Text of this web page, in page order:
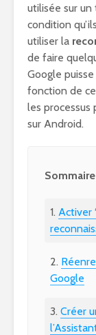
utilisée sur
condition
utiliser la
de faire
Google
fonction de
les processus
sur Android.
Sommaire
Activer
Google
Créer